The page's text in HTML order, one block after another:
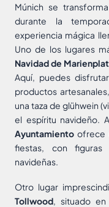
Múnich se
durante la
experiencia mágica
Uno de los lugares
Navidad de
Aquí, puedes
productos
una taza de glühwein
el espíritu navideño.
Ayuntamiento ofrece
fiestas, con figuras
navideñas.
Otro lugar
Tollwood, situado en